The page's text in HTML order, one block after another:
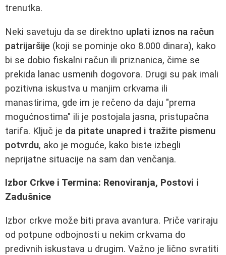
trenutka.
Neki savetuju da se direktno uplati iznos na račun
patrijaršije (koji se pominje oko 8.000 dinara), kako
bi se dobio fiskalni račun ili priznanica, čime se
prekida lanac usmenih dogovora. Drugi su pak imali
pozitivna iskustva u manjim crkvama ili
manastirima, gde im je rečeno da daju "prema
mogućnostima" ili je postojala jasna, pristupačna
tarifa. Ključ je da pitate unapred i tražite pismenu
potvrdu, ako je moguće, kako biste izbegli
neprijatne situacije na sam dan venčanja.
Izbor Crkve i Termina: Renoviranja, Postovi i
Zadušnice
Izbor crkve može biti prava avantura. Priče variraju
od potpune odbojnosti u nekim crkvama do
predivnih iskustava u drugim. Važno je lično svratiti